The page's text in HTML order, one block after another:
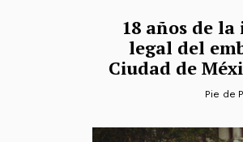
18 años de
legal del
Ciudad de
Pie de